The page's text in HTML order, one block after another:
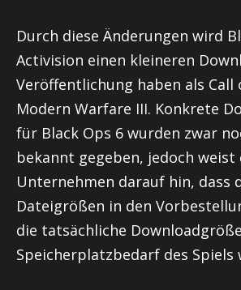
Durch diese Änderungen wird
Activision einen kleineren
Veröffentlichung haben als Call
Modern Warfare III. Konkrete
für Black Ops 6 wurden zwar
bekannt gegeben, jedoch weist
Unternehmen darauf hin, dass
Dateigrößen in den
die tatsächliche
Speicherplatzbedarf des Spiels